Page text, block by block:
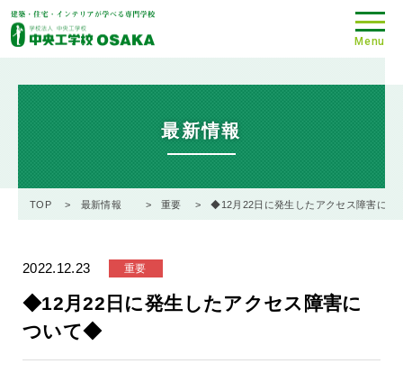
最新情報
TOP 最新情報 重要 ◆12月22日に発生したアクセス障害につ
2022.12.23 重要
◆12月22日に発生したアクセス障害に
ついて◆
Menu